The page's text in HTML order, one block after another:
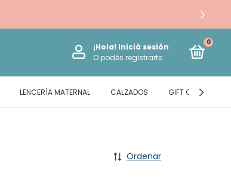
¡Hola! Iniciá sesión
O podés registrarte
0
LENCERÍA MATERNAL CALZADOS GIFT CARD
Ordenar